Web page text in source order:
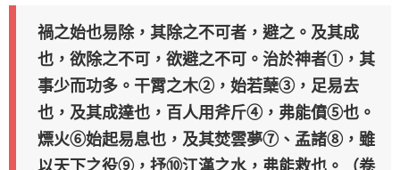
禍之始也易除，其除之不可者，避之。及其成
也，欲除之不可，欲避之不可。治於神者①，其
事少而功多。干霄之木②，始若蘖③，足易去
也，及其成達也，百人用斧斤④，弗能僨⑤也。
熛火⑥始起易息也，及其焚雲夢⑦、孟諸⑧，雖